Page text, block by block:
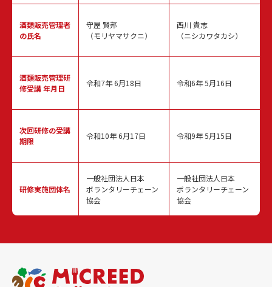
酒類販売管理者
の氏名
酒類販売管理研
修受講 年月日
次回研修の受講
期限
研修実施団体名
守屋 賢邦
（モリヤマサクニ）
令和7年 6月18日
令和10年 6月17日
一般社団法人日本
ボランタリーチェーン
協会
西川 貴志
（ニシカワタカシ）
令和6年 5月16日
令和9年 5月15日
一般社団法人日本
ボランタリーチェーン
協会